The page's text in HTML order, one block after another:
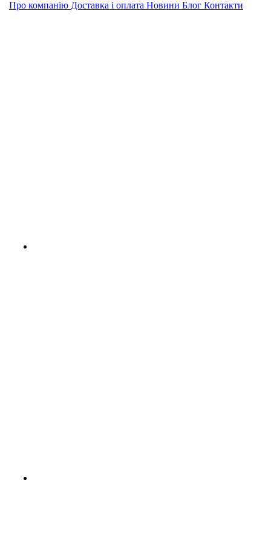
Про компанію Доставка і оплата Новини Блог Контакти